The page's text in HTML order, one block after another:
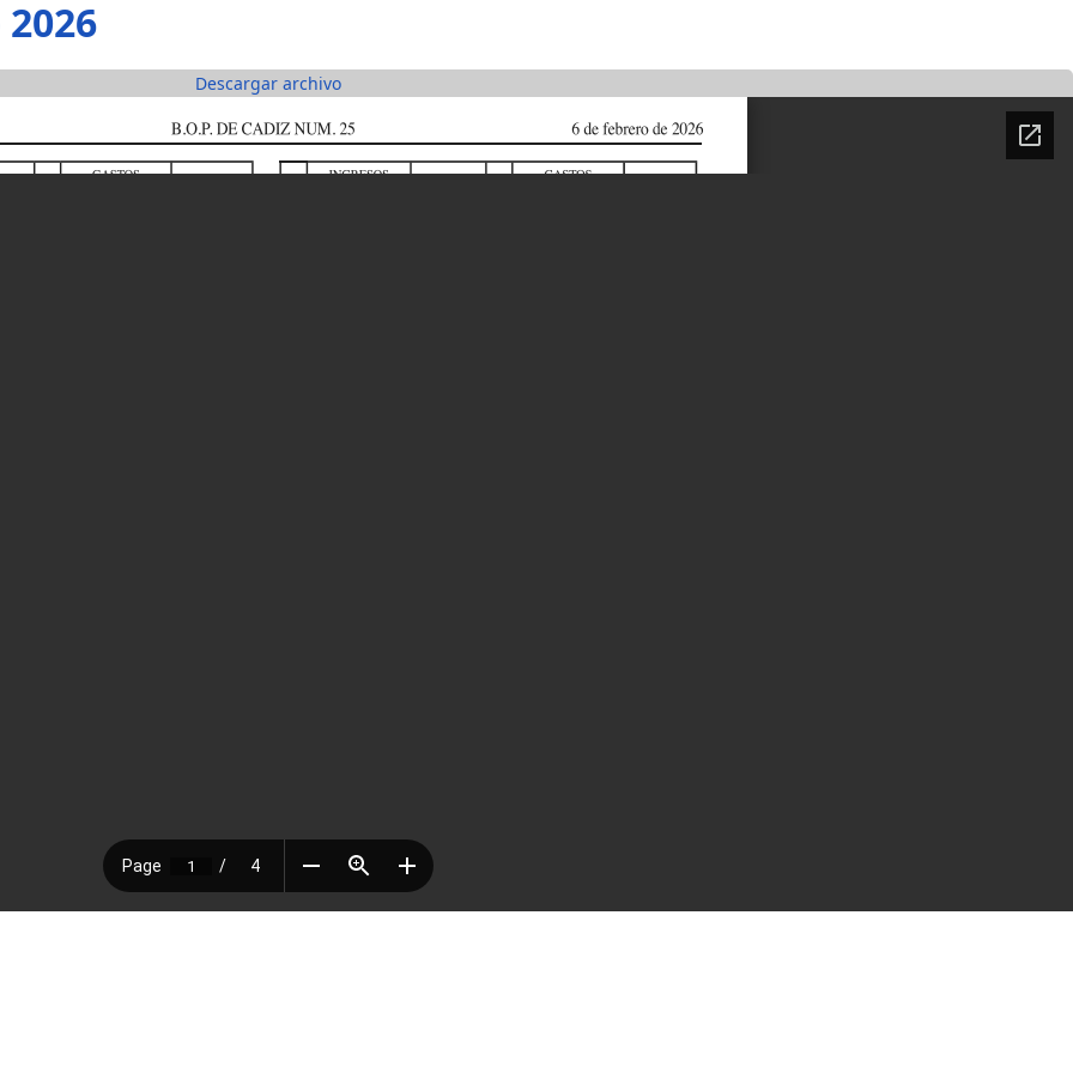
Descargar archivo